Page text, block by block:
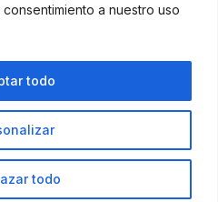
a nuestro uso
todo
todo
soy·Podcast·